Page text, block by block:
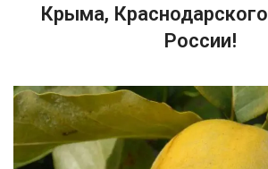
Крыма,
России!